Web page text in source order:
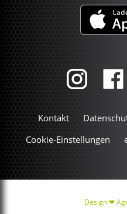
Kontakt
Cookie-Einstellungen
Design ❤